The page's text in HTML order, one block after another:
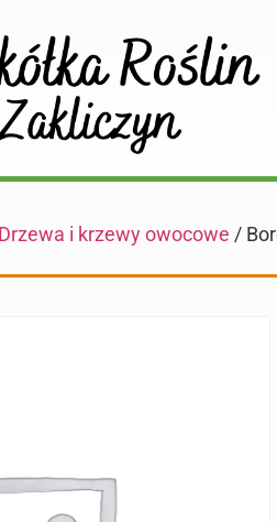
Drzewa i krzewy owocowe /